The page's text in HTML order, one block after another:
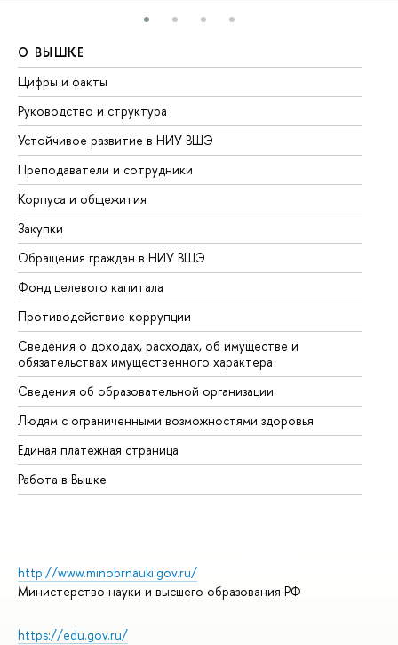
О ВЫШКЕ
Цифры и факты
Руководство и структура
Устойчивое развитие в НИУ ВШЭ
Преподаватели и сотрудники
Корпуса и общежития
Закупки
Обращения граждан в НИУ ВШЭ
Фонд целевого капитала
Противодействие коррупции
Сведения о доходах, расходах, об имуществе и
обязательствах имущественного характера
Сведения об образовательной организации
Людям с ограниченными возможностями здоровья
Единая платежная страница
Работа в Вышке
http://www.minobrnauki.gov.ru/
Министерство науки и высшего образования РФ
https://edu.gov.ru/